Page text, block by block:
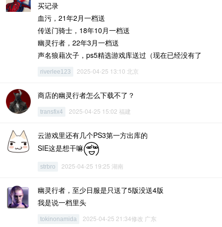
买记录
血污，21年2月一档送
传送门骑士，18年10月一档送
幽灵行者，22年3月一档送
声名狼藉次子，ps5精选游戏库送过（现在已经没有了
riverlee123 2025-04-25 13:10 北京
商店的幽灵行者怎么下载不了？
transfix4 2025-04-25 15:02 福建
云游戏里还有几个PS3第一方出库的
SIE这是想干嘛
strbro 2025-04-25 19:25 湖南
幽灵行者，至少日服是只送了5版没送4版
我是说一档里头
tokinonamida 2025-04-25 21:34修改 广东